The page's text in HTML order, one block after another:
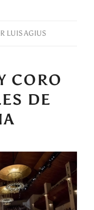
LUIS AGIUS
CORO
DE